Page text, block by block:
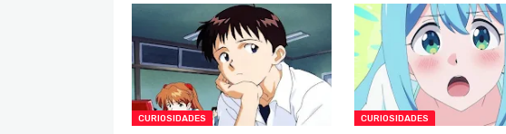
CURIOSIDADES CURIOSIDADES